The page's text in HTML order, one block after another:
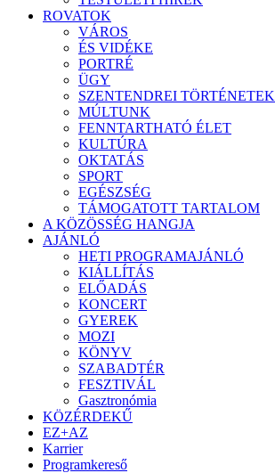
ROVATOK
VÁROS
ÉS VIDÉKE
PORTRÉ
ÜGY
SZENTENDREI TÖRTÉNETEK
MÚLTUNK
FENNTARTHATÓ ÉLET
KULTÚRA
OKTATÁS
SPORT
EGÉSZSÉG
TÁMOGATOTT TARTALOM
A KÖZÖSSÉG HANGJA
AJÁNLÓ
HETI PROGRAMAJÁNLÓ
KIÁLLÍTÁS
ELŐADÁS
KONCERT
GYEREK
MOZI
KÖNYV
SZABADTÉR
FESZTIVÁL
Gasztronómia
KÖZÉRDEKŰ
EZ+AZ
Karrier
Programkereső